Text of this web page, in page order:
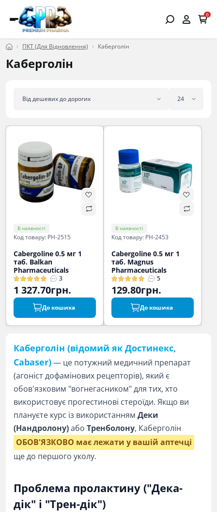
0
ПКТ (Для Відновлення) Каберголін
Каберголін
В наявності
Код товару: PH-2515
Cabergoline 0.5 мг 1
таб. Balkan
Pharmaceuticals
3
1 327.70грн.
До кошика
В наявності
Код товару: PH-2453
Cabergoline 0.5 мг 1
таб. Magnus
Pharmaceuticals
5
129.80грн.
До кошика
Каберголін (відомий як Достинекс,
Cabaser)— це потужний медичний препарат
(агоніст дофамінових рецепторів), який є
обов'язковим "вогнегасником" для тих, хто
використовує прогестинові стероїди. Якщо ви
плануєте курс із використанням Деки
(Нандролону)або Тренболону, Каберголін
ОБОВ'ЯЗКОВО має лежати у вашій аптечці
ще до першого уколу.
Проблема пролактину ("Дека-
дік" і "Трен-дік")